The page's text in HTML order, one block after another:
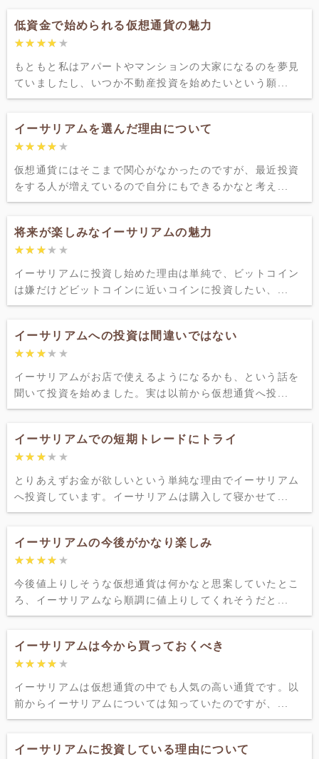
低資金で始められる仮想通貨の魅力
★★★★★
★★★★★
もともと私はアパートやマンションの大家になるのを夢見
ていましたし、いつか不動産投資を始めたいという願...
イーサリアムを選んだ理由について
★★★★★
★★★★★
仮想通貨にはそこまで関心がなかったのですが、最近投資
をする人が増えているので自分にもできるかなと考え...
将来が楽しみなイーサリアムの魅力
★★★★★
★★★★★
イーサリアムに投資し始めた理由は単純で、ビットコイン
は嫌だけどビットコインに近いコインに投資したい、...
イーサリアムへの投資は間違いではない
★★★★★
★★★★★
イーサリアムがお店で使えるようになるかも、という話を
聞いて投資を始めました。実は以前から仮想通貨へ投...
イーサリアムでの短期トレードにトライ
★★★★★
★★★★★
とりあえずお金が欲しいという単純な理由でイーサリアム
へ投資しています。イーサリアムは購入して寝かせて...
イーサリアムの今後がかなり楽しみ
★★★★★
★★★★★
今後値上りしそうな仮想通貨は何かなと思案していたとこ
ろ、イーサリアムなら順調に値上りしてくれそうだと...
イーサリアムは今から買っておくべき
★★★★★
★★★★★
イーサリアムは仮想通貨の中でも人気の高い通貨です。以
前からイーサリアムについては知っていたのですが、...
イーサリアムに投資している理由について